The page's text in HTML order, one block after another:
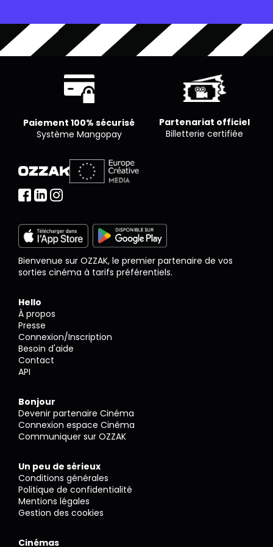
Paiement 100% sécurisé
Système Mangopay
Partenariat officiel
Billetterie certifiée
Bienvenue sur OZZAK, le premier partenaire de vos
sorties cinéma à tarifs préférentiels.
Hello
À propos
Presse
Connexion/Inscription
Besoin d'aide
Contact
API
Bonjour
Devenir partenaire Cinéma
Connexion espace Cinéma
Communiquer sur OZZAK
Un peu de sérieux
Conditions générales
Politique de confidentialité
Mentions légales
Gestion des cookies
Cinémas